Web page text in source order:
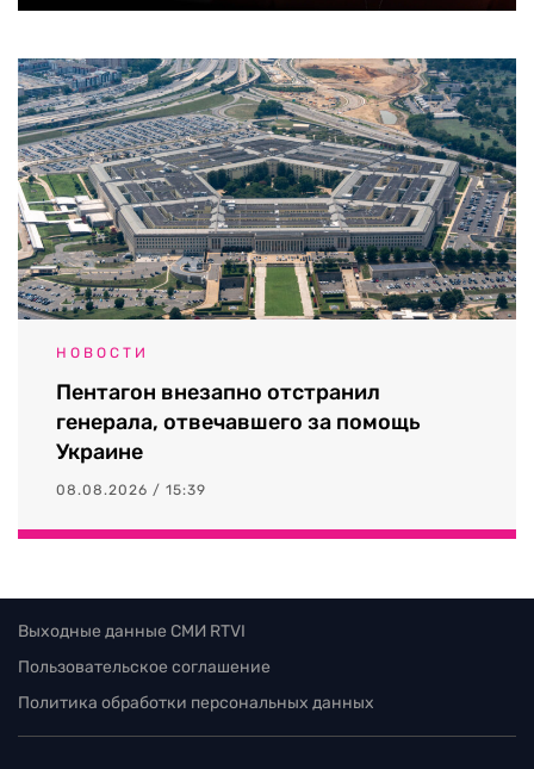
НОВОСТИ
Пентагон внезапно отстранил
генерала, отвечавшего за помощь
Украине
08.08.2026 / 15:39
Выходные данные СМИ RTVI
Пользовательское соглашение
Политика обработки персональных данных